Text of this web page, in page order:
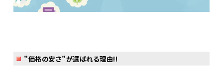
”価格の安さ”が選ばれる理由!!